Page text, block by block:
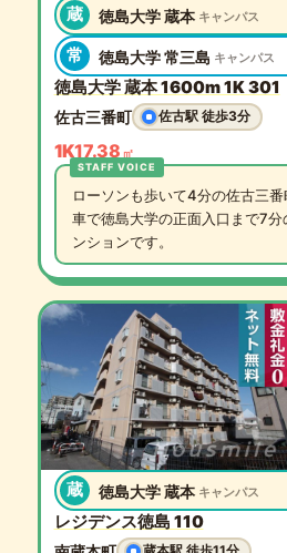
蔵 徳島大学 蔵本 キャンパス
常 徳島大学 常三島 キャンパス
徳島大学 蔵本 1600m 1K 301
佐古三番町 佐古駅 徒歩3分
1K17.38 ㎡
ローソンも歩いて4分の佐古三
車で徳島大学の正面入口まで7
ンションです。
蔵 徳島大学 蔵本 キャンパス
レジデンス徳島 110